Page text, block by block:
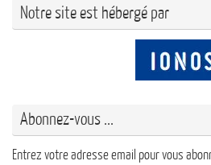
Notre site est hébergé par
Abonnez-vous ...
Entrez votre adresse email pour vous